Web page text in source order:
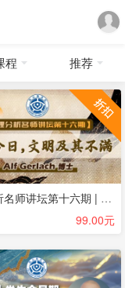
程 推荐
心理分析名师讲坛第十六期 | 今时今日，文明及其不满 | Alf Gerlach
99.00元